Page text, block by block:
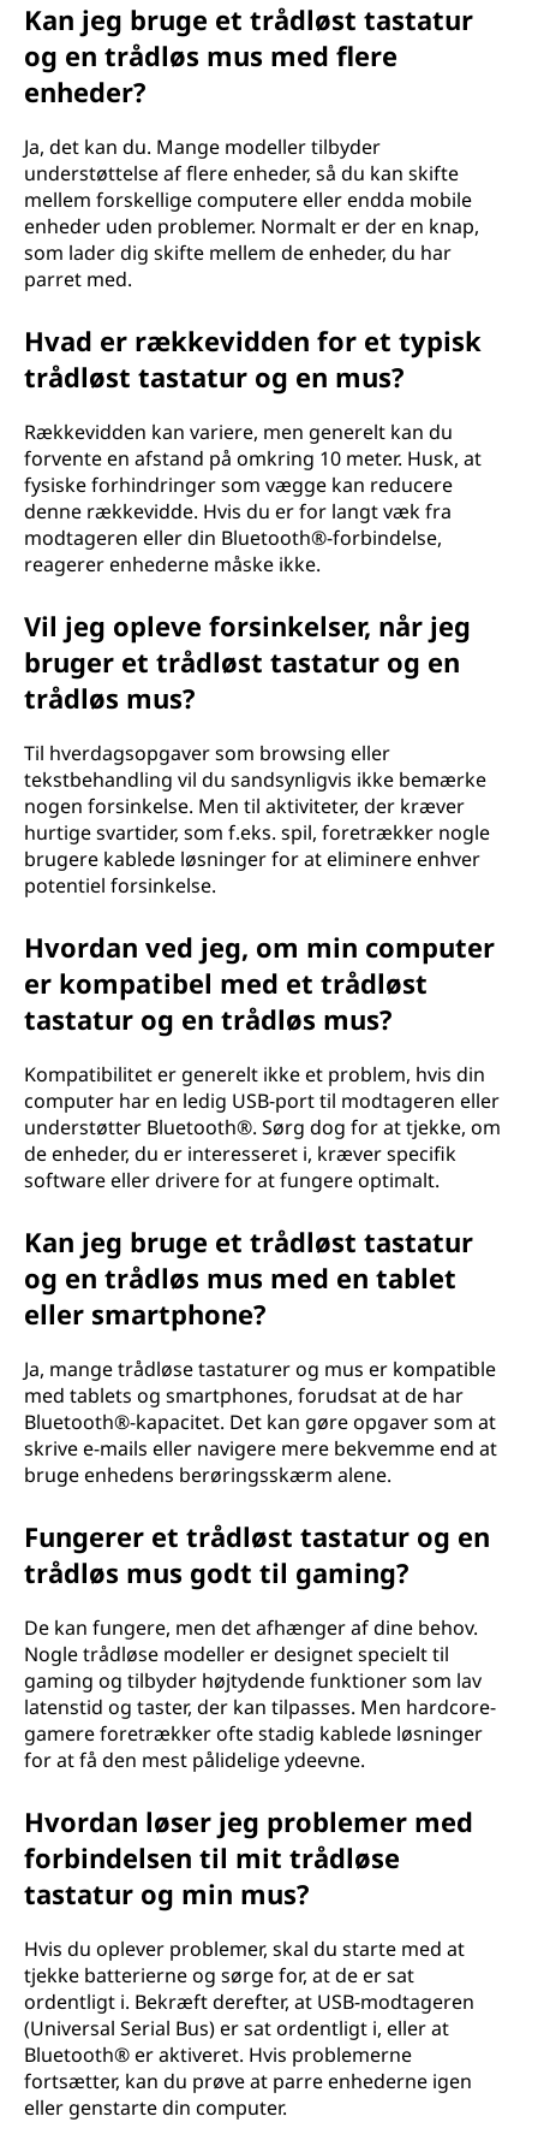
Kan jeg bruge et trådløst tastatur
og en trådløs mus med flere
enheder?
Ja, det kan du. Mange modeller tilbyder
understøttelse af flere enheder, så du kan skifte
mellem forskellige computere eller endda mobile
enheder uden problemer. Normalt er der en knap,
som lader dig skifte mellem de enheder, du har
parret med.
Hvad er rækkevidden for et typisk
trådløst tastatur og en mus?
Rækkevidden kan variere, men generelt kan du
forvente en afstand på omkring 10 meter. Husk, at
fysiske forhindringer som vægge kan reducere
denne rækkevidde. Hvis du er for langt væk fra
modtageren eller din Bluetooth®-forbindelse,
reagerer enhederne måske ikke.
Vil jeg opleve forsinkelser, når jeg
bruger et trådløst tastatur og en
trådløs mus?
Til hverdagsopgaver som browsing eller
tekstbehandling vil du sandsynligvis ikke bemærke
nogen forsinkelse. Men til aktiviteter, der kræver
hurtige svartider, som f.eks. spil, foretrækker nogle
brugere kablede løsninger for at eliminere enhver
potentiel forsinkelse.
Hvordan ved jeg, om min computer
er kompatibel med et trådløst
tastatur og en trådløs mus?
Kompatibilitet er generelt ikke et problem, hvis din
computer har en ledig USB-port til modtageren eller
understøtter Bluetooth®. Sørg dog for at tjekke, om
de enheder, du er interesseret i, kræver specifik
software eller drivere for at fungere optimalt.
Kan jeg bruge et trådløst tastatur
og en trådløs mus med en tablet
eller smartphone?
Ja, mange trådløse tastaturer og mus er kompatible
med tablets og smartphones, forudsat at de har
Bluetooth®-kapacitet. Det kan gøre opgaver som at
skrive e-mails eller navigere mere bekvemme end at
bruge enhedens berøringsskærm alene.
Fungerer et trådløst tastatur og en
trådløs mus godt til gaming?
De kan fungere, men det afhænger af dine behov.
Nogle trådløse modeller er designet specielt til
gaming og tilbyder højtydende funktioner som lav
latenstid og taster, der kan tilpasses. Men hardcore-
gamere foretrækker ofte stadig kablede løsninger
for at få den mest pålidelige ydeevne.
Hvordan løser jeg problemer med
forbindelsen til mit trådløse
tastatur og min mus?
Hvis du oplever problemer, skal du starte med at
tjekke batterierne og sørge for, at de er sat
ordentligt i. Bekræft derefter, at USB-modtageren
(Universal Serial Bus) er sat ordentligt i, eller at
Bluetooth® er aktiveret. Hvis problemerne
fortsætter, kan du prøve at parre enhederne igen
eller genstarte din computer.